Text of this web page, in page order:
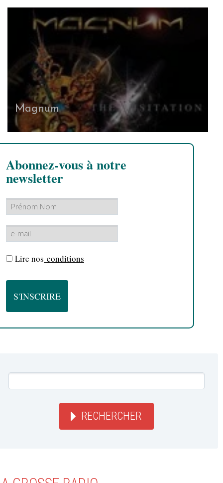
Magnum
Abonnez-vous à notre
newsletter
Lire nos conditions
RECHERCHER